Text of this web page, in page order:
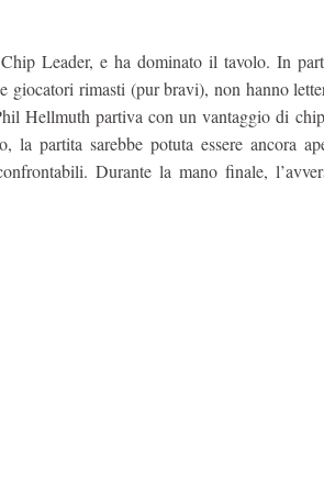
Leader, e ha dominato il tavolo. In
giocatori rimasti (pur bravi), non hanno
Hellmuth partiva con un vantaggio di
partita sarebbe potuta essere ancora
Durante la mano finale,